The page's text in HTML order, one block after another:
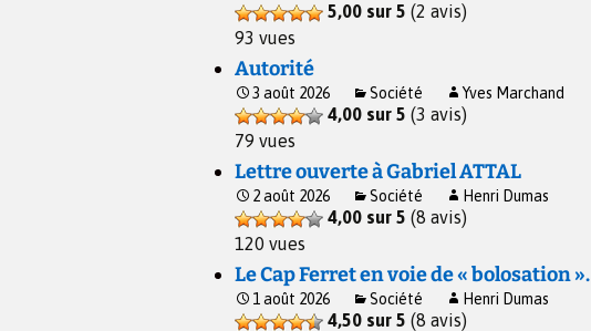
5,00 sur 5 (2 avis)
93 vues
Autorité
3 août 2026 Société Yves Marchand
4,00 sur 5 (3 avis)
79 vues
Lettre ouverte à Gabriel ATTAL
2 août 2026 Société Henri Dumas
4,00 sur 5 (8 avis)
120 vues
Le Cap Ferret en voie de « bolosation ».
1 août 2026 Société Henri Dumas
4,50 sur 5 (8 avis)